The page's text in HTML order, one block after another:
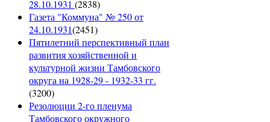
28.10.1931 (2838)
Газета "Коммуна" № 250 от
24.10.1931(2451)
Пятилетний перспективный план
развития хозяйственной и
культурной жизни Тамбовского
округа на 1928-29 - 1932-33 гг.
(3200)
Резолюции 2-го пленума
Тамбовского окружного